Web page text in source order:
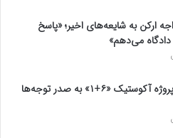
ارکن به شایعه‌های اخیر؛ «پاسخ
دادگاه می‌دهم»
ابرو یاشار با پروژه آکوستیک «۶+۱» به صدر توجه‌ها